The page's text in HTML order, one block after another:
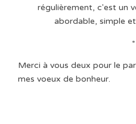
régulièrement, c'est un
abordable, simple
*
Merci à vous deux pour le
mes voeux de bonheur.